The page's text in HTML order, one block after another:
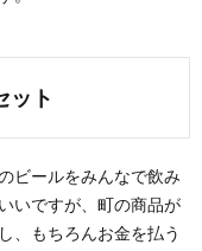
ット
ビールをみんなで飲み
いですが、町の商品が
、もちろんお金を払う